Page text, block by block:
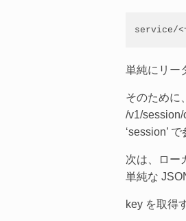
service/<
単純にリー
そのために
/v1/
‘session’
次は、ロー
単純な
key を取得